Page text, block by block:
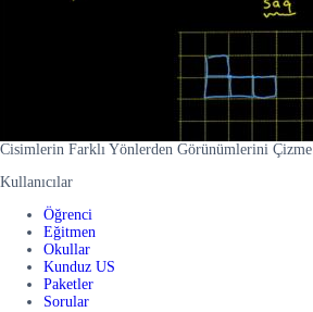
Cisimlerin Farklı Yönlerden Görünümlerini Çizme
Kullanıcılar
Öğrenci
Eğitmen
Okullar
Kunduz US
Paketler
Sorular